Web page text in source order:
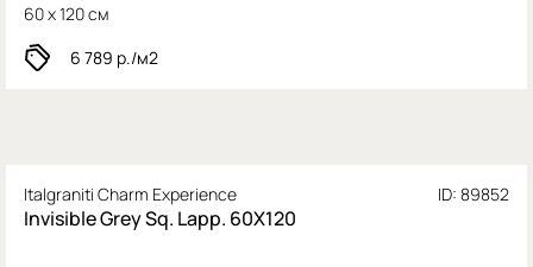
60 x 120 см
6 789 р./м2
Italgraniti Charm Experience ID: 89852
Invisible Grey Sq. Lapp. 60X120